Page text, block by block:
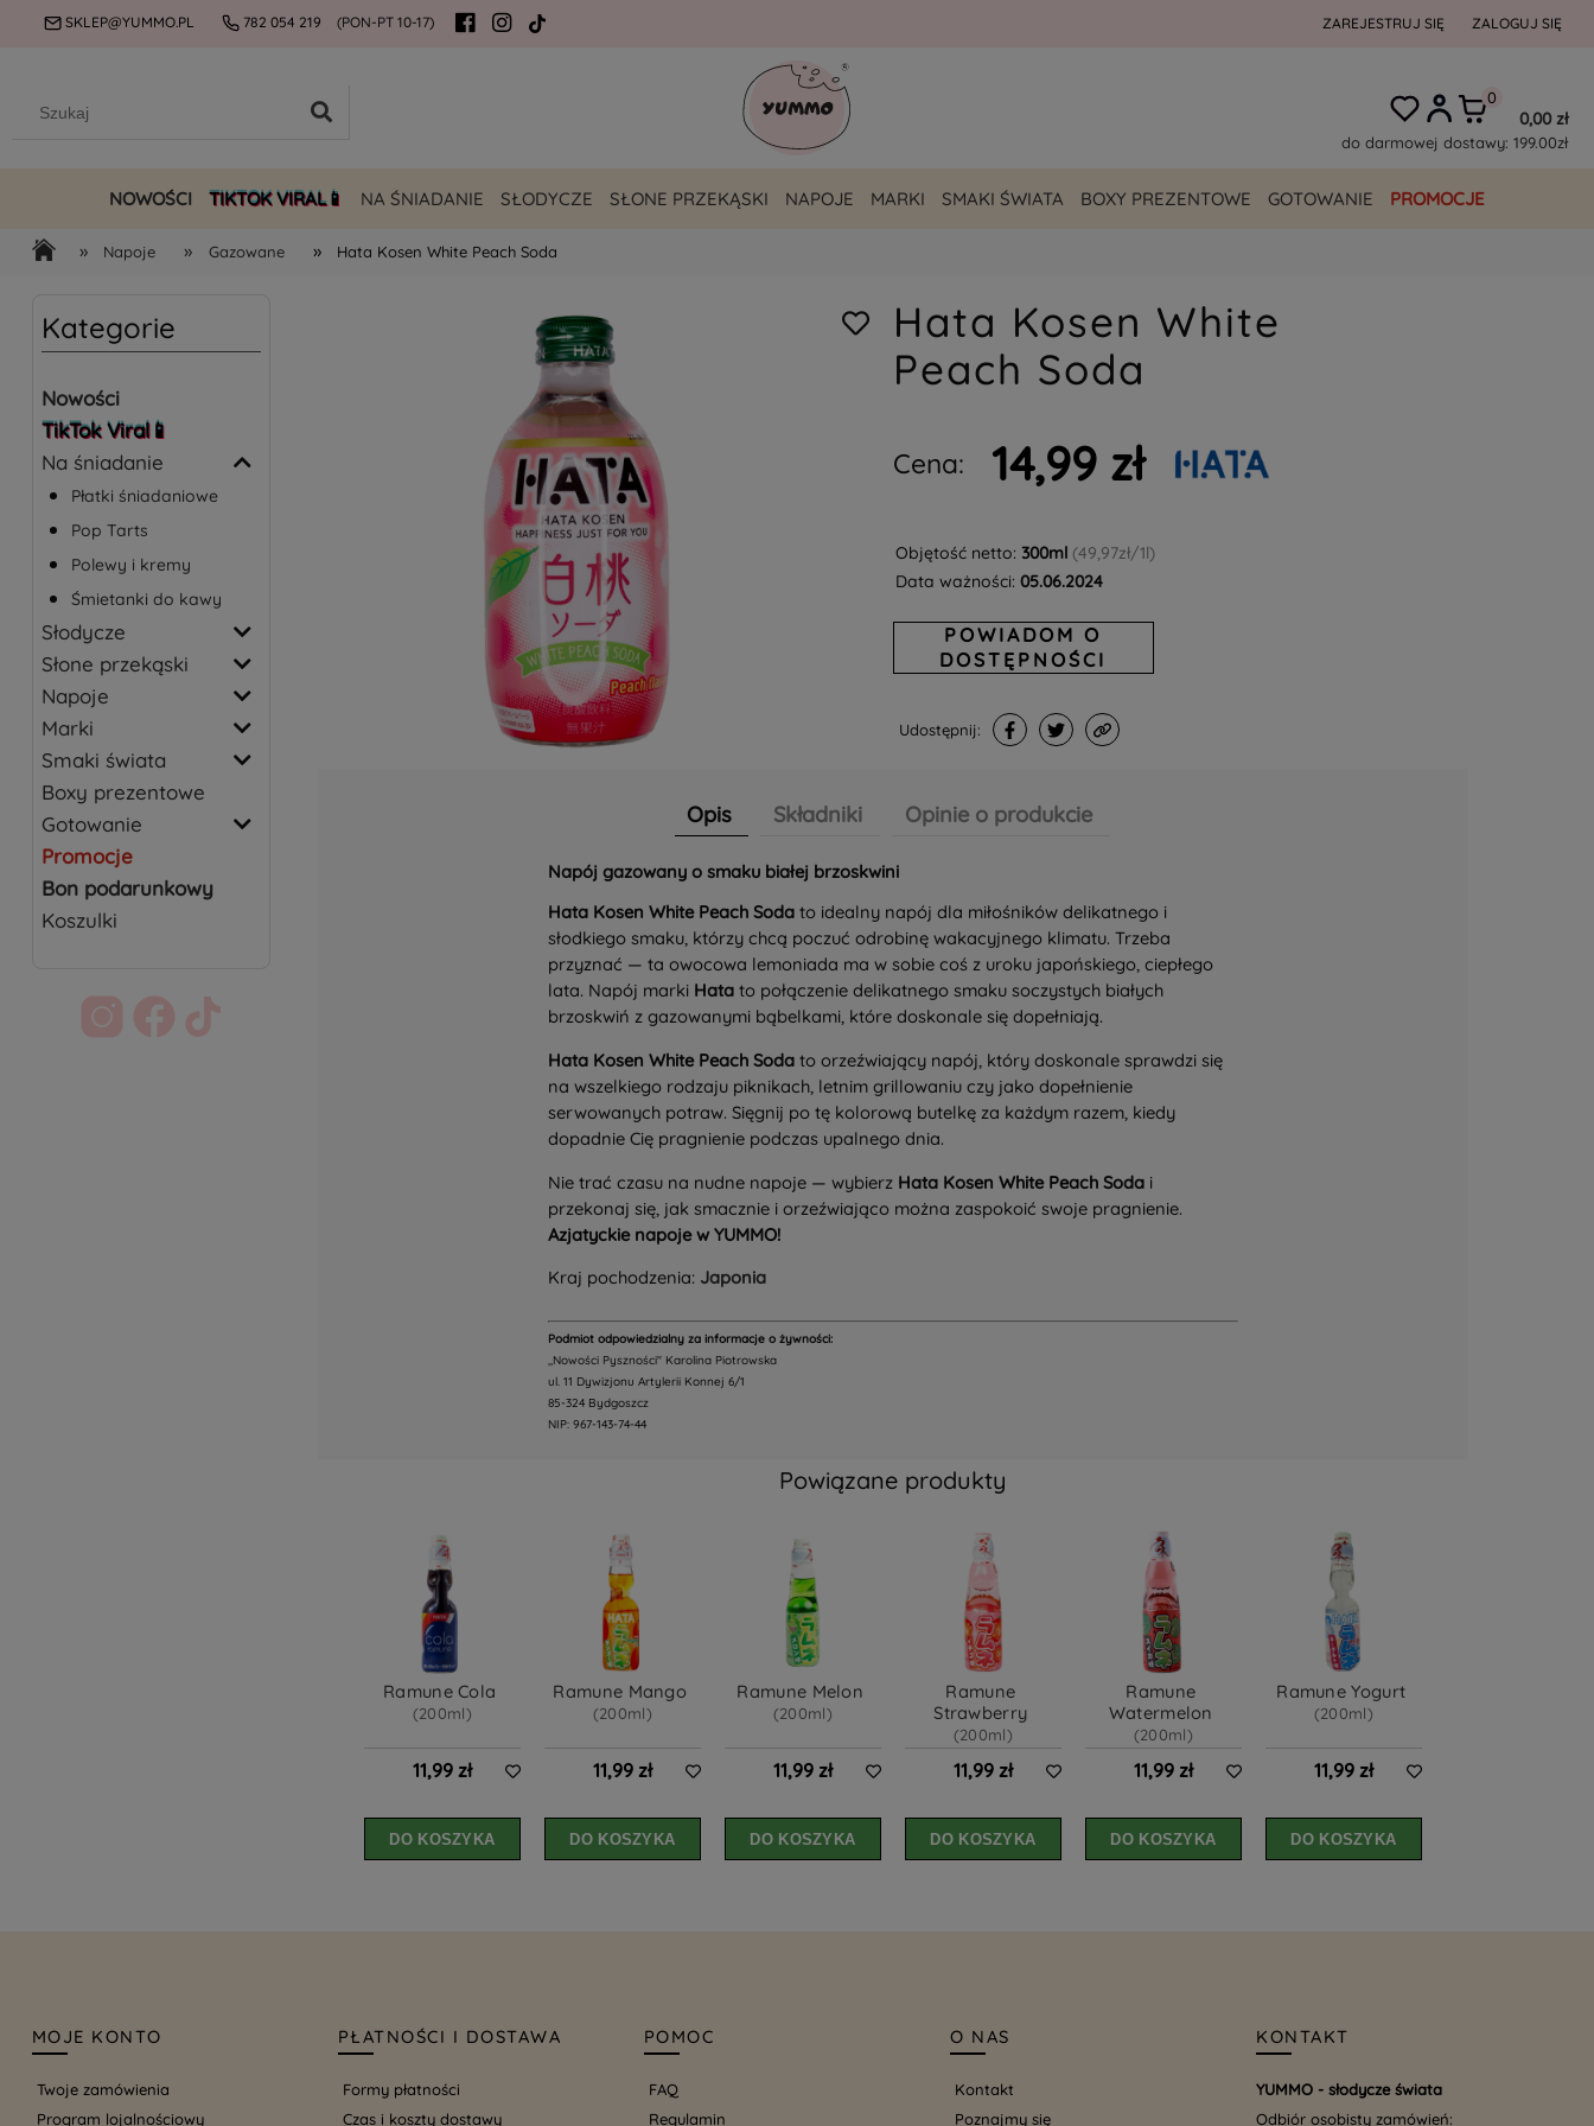
SKLEP@YUMMO.PL 782 054 219 (PON-PT 10-17) ZAREJESTRUJ SIĘ ZALOGUJ SIĘ
NOWOŚCI TIKTOK VIRAL📱 NA ŚNIADANIE SŁODYCZE SŁONE PRZEKĄSKI NAPOJE MARKI SMAKI ŚWIATA BOXY PREZENTOWE GOTOWANIE PROMOCJE
0,00 zł
do darmowej dostawy: 199.00zł
» Napoje » Gazowane » Hata Kosen White Peach Soda
Kategorie
Nowości
TikTok Viral📱
Na śniadanie
Płatki śniadaniowe
Pop Tarts
Polewy i kremy
Śmietanki do kawy
Słodycze
Słone przekąski
Napoje
Marki
Smaki świata
Boxy prezentowe
Gotowanie
Promocje
Bon podarunkowy
Koszulki
Hata Kosen White
Peach Soda
Cena: 14,99 zł
Objętość netto: 300ml (49,97zł/1l)
Data ważności: 05.06.2024
POWIADOM O
DOSTĘPNOŚCI
Udostępnij:
Opis Składniki Opinie o produkcie
Napój gazowany o smaku białej brzoskwini
Hata Kosen White Peach Sodato idealny napój dla miłośników delikatnego i
słodkiego smaku, którzy chcą poczuć odrobinę wakacyjnego klimatu. Trzeba
przyznać — ta owocowa lemoniada ma w sobie coś z uroku japońskiego, ciepłego
lata. Napój marki Hatato połączenie delikatnego smaku soczystych białych
brzoskwiń z gazowanymi bąbelkami, które doskonale się dopełniają.
Hata Kosen White Peach Soda to orzeźwiający napój, który doskonale sprawdzi się
na wszelkiego rodzaju piknikach, letnim grillowaniu czy jako dopełnienie
serwowanych potraw. Sięgnij po tę kolorową butelkę za każdym razem, kiedy
dopadnie Cię pragnienie podczas upalnego dnia.
Nie trać czasu na nudne napoje — wybierz Hata Kosen White Peach Sodai
przekonaj się, jak smacznie i orzeźwiająco można zaspokoić swoje pragnienie.
Azjatyckie napoje w YUMMO!
Kraj pochodzenia: Japonia
Podmiot odpowiedzialny za informacje o żywności:
,,Nowości Pyszności" Karolina Piotrowska
ul. 11 Dywizjonu Artylerii Konnej 6/1
85-324 Bydgoszcz
NIP: 967-143-74-44
Powiązane produkty
Ramune Cola
(200ml)
11,99 zł
DO KOSZYKA
Ramune Mango
(200ml)
11,99 zł
DO KOSZYKA
Ramune Melon
(200ml)
11,99 zł
DO KOSZYKA
Ramune
Strawberry
(200ml)
11,99 zł
DO KOSZYKA
Ramune
Watermelon
(200ml)
11,99 zł
DO KOSZYKA
Ramune Yogurt
(200ml)
11,99 zł
DO KOSZYKA
MOJE KONTO
Twoje zamówienia
Program lojalnościowy
PŁATNOŚCI I DOSTAWA
Formy płatności
Czas i koszty dostawy
POMOC
FAQ
Regulamin
O NAS
Kontakt
Poznajmy się
KONTAKT
YUMMO - słodycze świata
Odbiór osobisty zamówień: